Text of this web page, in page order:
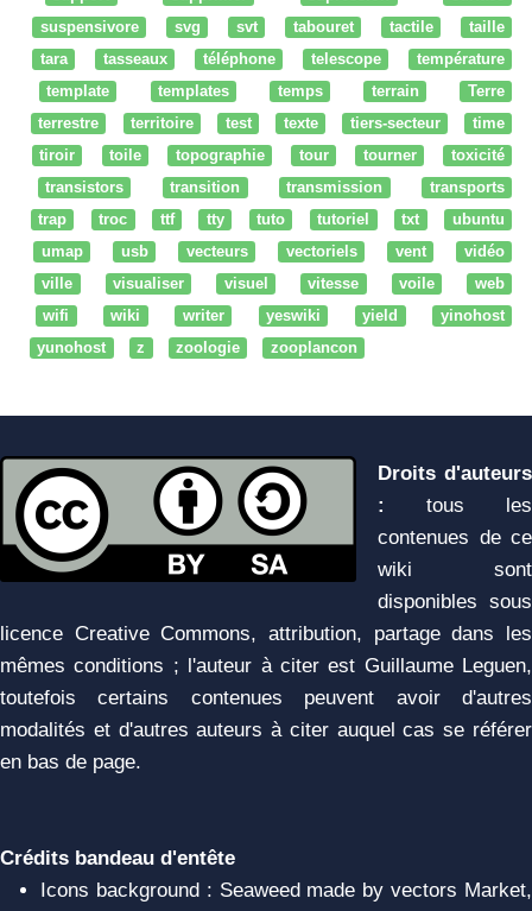
suspensivore
svg svt tabouret tactile
taille
tara
tasseaux téléphone telescope
température
template
templates temps terrain
Terre
terrestre
territoire test texte tiers-secteur
time
tiroir
toile topographie tour tourner
toxicité
transistors
transition transmission
transports
trap
troc ttf tty tuto tutoriel txt
ubuntu
umap
usb vecteurs vectoriels vent
vidéo
ville
visualiser visuel vitesse voile
web
wifi
wiki writer yeswiki yield
yinohost
yunohost
z zoologie zooplancon
Droits d'auteurs
:
tous les
contenues de ce
wiki sont
disponibles sous
licence Creative Commons, attribution, partage dans les
mêmes conditions ; l'auteur à citer est Guillaume Leguen,
toutefois certains contenues peuvent avoir d'autres
modalités et d'autres auteurs à citer auquel cas se référer
en bas de page.
Crédits bandeau d'entête
Icons background : Seaweed made by vectors Market,